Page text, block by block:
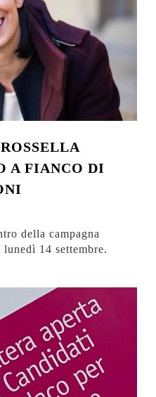
A FIANCO DI
della campagna
14 settembre.